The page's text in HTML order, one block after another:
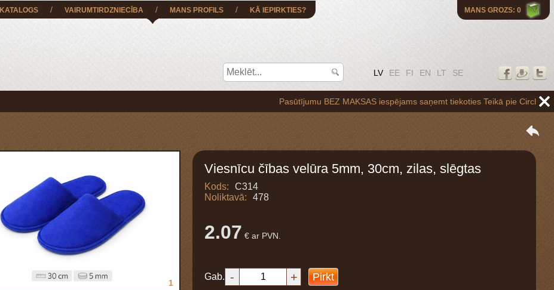
MANS GROZS: 0
LV EE FI EN LT SE
KATALOGS / VAIRUMTIRDZNIECĪBA / MANS PROFILS / KĀ IEPIRKTIES?
Pasūtījumu BEZ MAKSAS iespējams saņemt tiekoties Teikā pie Circle K
1
Viesnīcu čības velūra 5mm, 30cm, zilas, slēgtas
Kods:
C314
Noliktavā:
478
2.07 € ar PVN.
Gab. - + Pirkt